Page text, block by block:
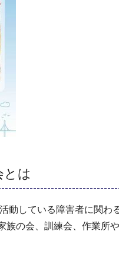
とは
動している障害者に関わ
族の会、訓練会、作業